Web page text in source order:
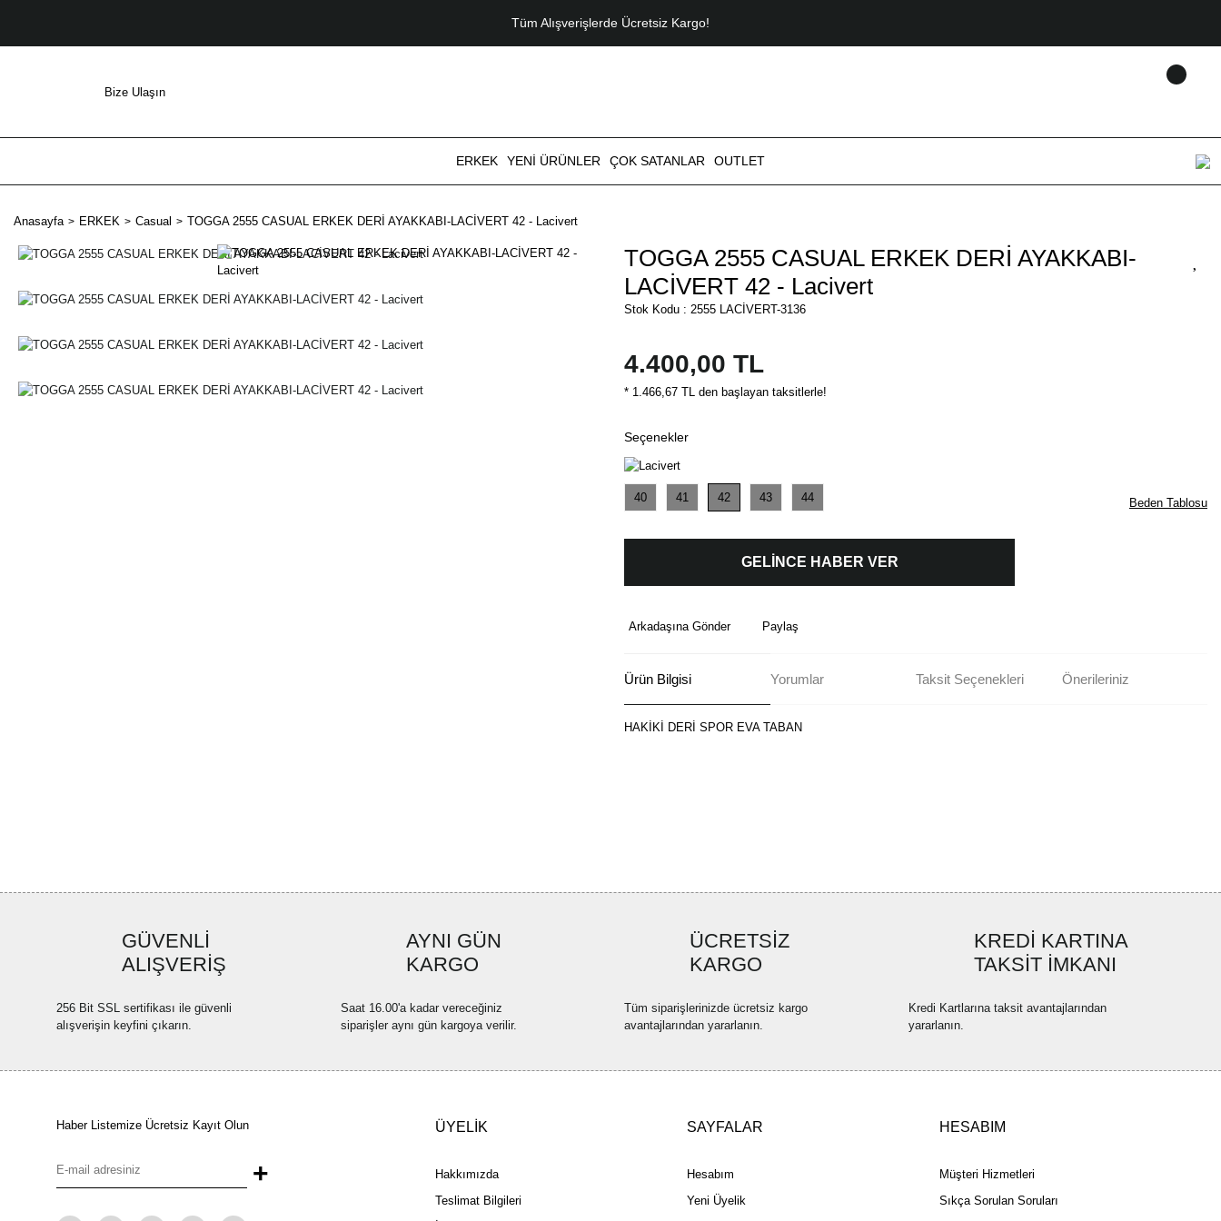
Tüm Alışverişlerde Ücretsiz Kargo!
Bize Ulaşın
ERKEK YENİ ÜRÜNLER ÇOK SATANLAR OUTLET
Anasayfa ERKEK Casual TOGGA 2555 CASUAL ERKEK DERİ AYAKKABI-LACİVERT 42 - Lacivert
TOGGA 2555 CASUAL ERKEK DERİ AYAKKABI-
LACİVERT 42 - Lacivert
Stok Kodu : 2555 LACİVERT-3136
4.400,00 TL
* 1.466,67 TL den başlayan taksitlerle!
Seçenekler
40 41 42 43 44 Beden Tablosu
GELİNCE HABER VER
Arkadaşına Gönder Paylaş
Ürün Bilgisi Yorumlar Taksit Seçenekleri Önerileriniz
HAKİKİ DERİ SPOR EVA TABAN
Ürün fiyatı diğer sitelerden daha pahalı.
Bu ürüne benzer farklı alternatifler olmalı.
GÜVENLİ
ALIŞVERİŞ
256 Bit SSL sertifikası ile güvenli
alışverişin keyfini çıkarın.
AYNI GÜN
KARGO
Saat 16.00'a kadar vereceğiniz
siparişler aynı gün kargoya verilir.
ÜCRETSİZ
KARGO
Tüm siparişlerinizde ücretsiz kargo
avantajlarından yararlanın.
KREDİ KARTINA
TAKSİT İMKANI
Kredi Kartlarına taksit avantajlarından
yararlanın.
Haber Listemize Ücretsiz Kayıt Olun
+
ÜYELİK
Hakkımızda
Teslimat Bilgileri
SAYFALAR
Hesabım
Yeni Üyelik
HESABIM
Müşteri Hizmetleri
Sıkça Sorulan Soruları